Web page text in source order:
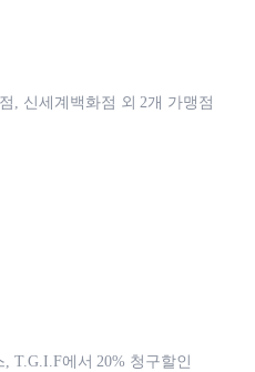
, 신세계백화점 외 2개 가맹점
T.G.I.F에서 20% 청구할인